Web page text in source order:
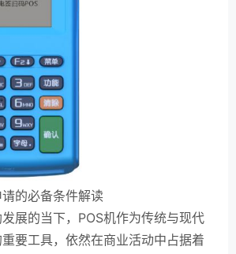
的必备条件解读
展的当下，POS机作为传统与现代
要工具，依然在商业活动中占据着